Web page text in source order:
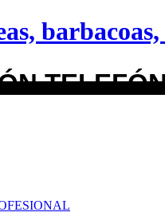
barbacoas,